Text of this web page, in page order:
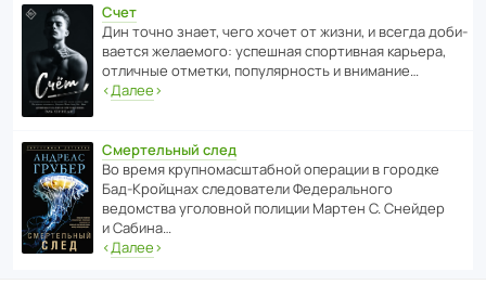
Счет
Дин точно знает, чего хочет от жизни, и всегда доби­
ва­ется жела­е­мого: успе­шная спор­ти­вная карьера,
отли­чные отметки, попу­ля­р­ность и внимание…
‹Далее›
Смертельный след
Во время круп­но­мас­ш­та­бной операции в городке
Бад‑Крой­цнах следо­ва­тели Феде­раль­ного
ведомства уголо­вной полиции Мартен С. Снейдер
и Сабина…
‹Далее›